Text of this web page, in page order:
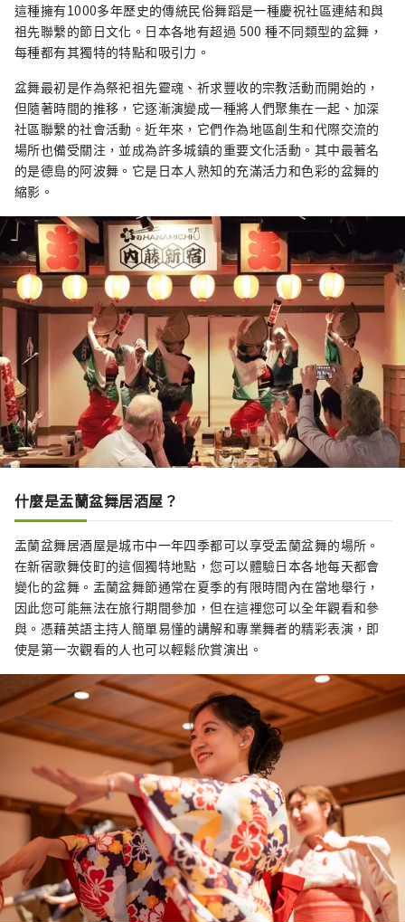
這種擁有1000多年歷史的傳統民俗舞蹈是一種慶祝社區連結和與
祖先聯繫的節日文化。日本各地有超過 500 種不同類型的盆舞，
每種都有其獨特的特點和吸引力。
盆舞最初是作為祭祀祖先靈魂、祈求豐收的宗教活動而開始的，
但隨著時間的推移，它逐漸演變成一種將人們聚集在一起、加深
社區聯繫的社會活動。近年來，它們作為地區創生和代際交流的
場所也備受關注，並成為許多城鎮的重要文化活動。其中最著名
的是德島的阿波舞。它是日本人熟知的充滿活力和色彩的盆舞的
縮影。
什麼是盂蘭盆舞居酒屋？
盂蘭盆舞居酒屋是城市中一年四季都可以享受盂蘭盆舞的場所。
在新宿歌舞伎町的這個獨特地點，您可以體驗日本各地每天都會
變化的盆舞。盂蘭盆舞節通常在夏季的有限時間內在當地舉行，
因此您可能無法在旅行期間參加，但在這裡您可以全年觀看和參
與。憑藉英語主持人簡單易懂的講解和專業舞者的精彩表演，即
使是第一次觀看的人也可以輕鬆欣賞演出。